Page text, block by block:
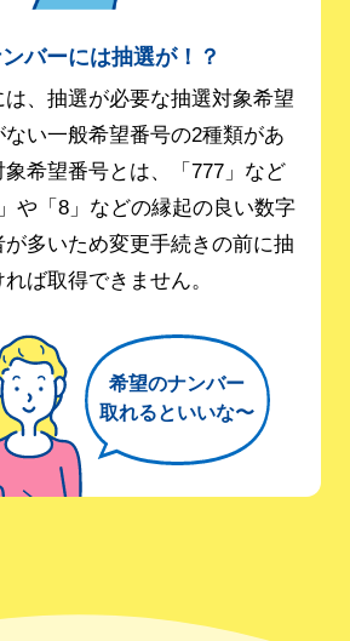
バーには抽選が！？
、抽選が必要な抽選対象希望
い一般希望番号の2種類があ
象希望番号とは、「777」など
や「8」などの縁起の良い数字
多いため変更手続きの前に抽
ば取得できません。
希望のナンバー
取れるといいな〜